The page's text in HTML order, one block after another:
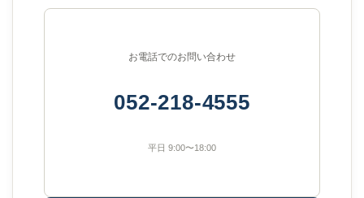
お電話でのお問い合わせ
052-218-4555
平日 9:00〜18:00